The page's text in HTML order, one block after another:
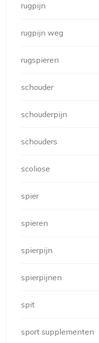
rugpijn
rugpijn weg
rugspieren
schouder
schouderpijn
schouders
scoliose
spier
spieren
spierpijn
spierpijnen
spit
sport supplementen